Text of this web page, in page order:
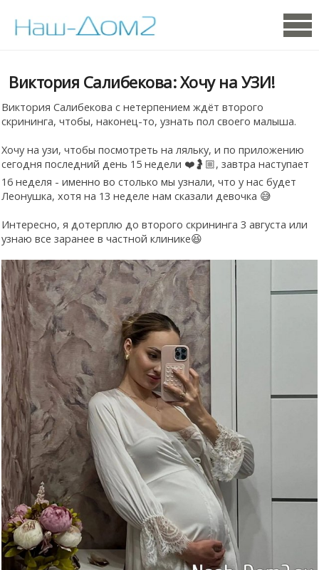
Виктория Салибекова: Хочу на УЗИ!
Виктория Салибекова с нетерпением ждёт второго
скрининга, чтобы, наконец-то, узнать пол своего малыша.
Хочу на узи, чтобы посмотреть на ляльку, и по приложению
сегодня последний день 15 недели ❤️🤰🏼, завтра наступает
16 неделя - именно во столько мы узнали, что у нас будет
Леонушка, хотя на 13 неделе нам сказали девочка 😅
Интересно, я дотерплю до второго скрининга 3 августа или
узнаю все заранее в частной клинике😆